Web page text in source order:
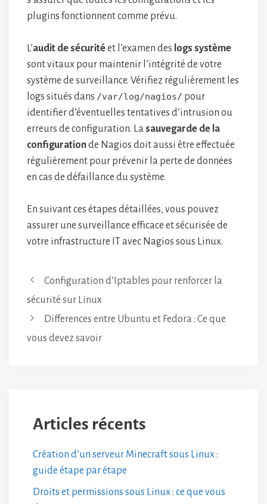
plugins fonctionnent comme prévu.
L’audit de sécuritéet l’examen des logs système
sont vitaux pour maintenir l’intégrité de votre
système de surveillance. Vérifiez régulièrement les
logs situés dans /var/log/nagios/ pour
identifier d’éventuelles tentatives d’intrusion ou
erreurs de configuration. Lasauvegarde de la
configurationde Nagios doit aussi être effectuée
régulièrement pour prévenir la perte de données
en cas de défaillance du système.
En suivant ces étapes détaillées, vous pouvez
assurer une surveillance efficace et sécurisée de
votre infrastructure IT avec Nagios sous Linux.
Configuration d’Iptables pour renforcer la
sécurité sur Linux
Differences entre Ubuntu et Fedora : Ce que
vous devez savoir
Articles récents
Création d’un serveur Minecraft sous Linux :
guide étape par étape
Droits et permissions sous Linux : ce que vous